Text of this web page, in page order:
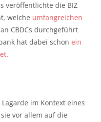
veröffentlichte die BIZ
welche umfangreichen
an CBDCs durchgeführt
hat dabei schon ein
.
im Kontext eines
vor allem auf die